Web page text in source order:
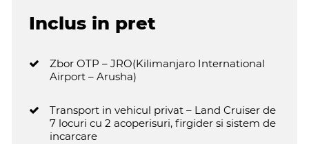
Inclus in pret
Zbor OTP – JRO(Kilimanjaro International
Airport – Arusha)
Transport in vehicul privat – Land Cruiser de
7 locuri cu 2 acoperisuri, firgider si sistem de
incarcare